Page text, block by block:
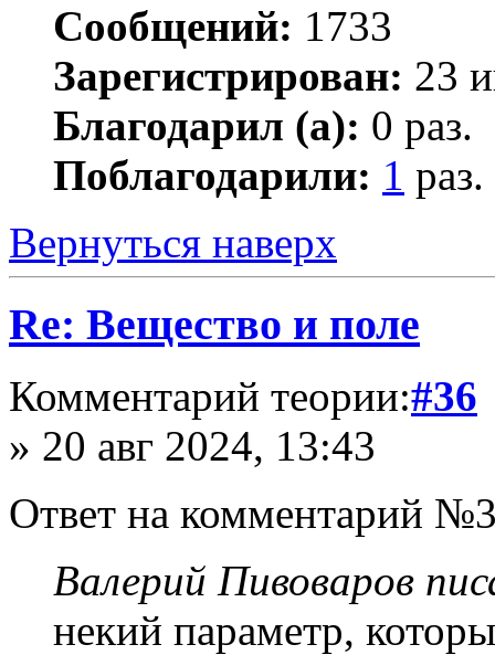
Сообщений: 1733
Зарегистрирован: 23
Благодарил (а): 0 раз.
Поблагодарили: 1 раз.
Вернуться наверх
Re: Вещество и поле
Комментарий теории:#36
» 20 авг 2024, 13:43
Ответ на комментарий
Валерий Пивоваров
некий параметр,